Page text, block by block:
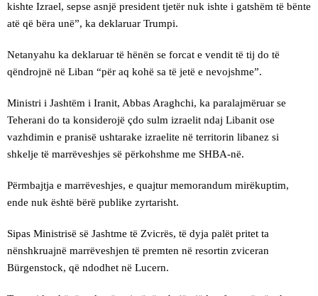
kishte Izrael, sepse asnjë president tjetër nuk ishte i gatshëm të bënte
atë që bëra unë”, ka deklaruar Trumpi.
Netanyahu ka deklaruar të hënën se forcat e vendit të tij do të
qëndrojnë në Liban “për aq kohë sa të jetë e nevojshme”.
Ministri i Jashtëm i Iranit, Abbas Araghchi, ka paralajmëruar se
Teherani do ta konsiderojë çdo sulm izraelit ndaj Libanit ose
vazhdimin e pranisë ushtarake izraelite në territorin libanez si
shkelje të marrëveshjes së përkohshme me SHBA-në.
Përmbajtja e marrëveshjes, e quajtur memorandum mirëkuptim,
ende nuk është bërë publike zyrtarisht.
Sipas Ministrisë së Jashtme të Zvicrës, të dyja palët pritet ta
nënshkruajnë marrëveshjen të premten në resortin zviceran
Bürgenstock, që ndodhet në Lucern.